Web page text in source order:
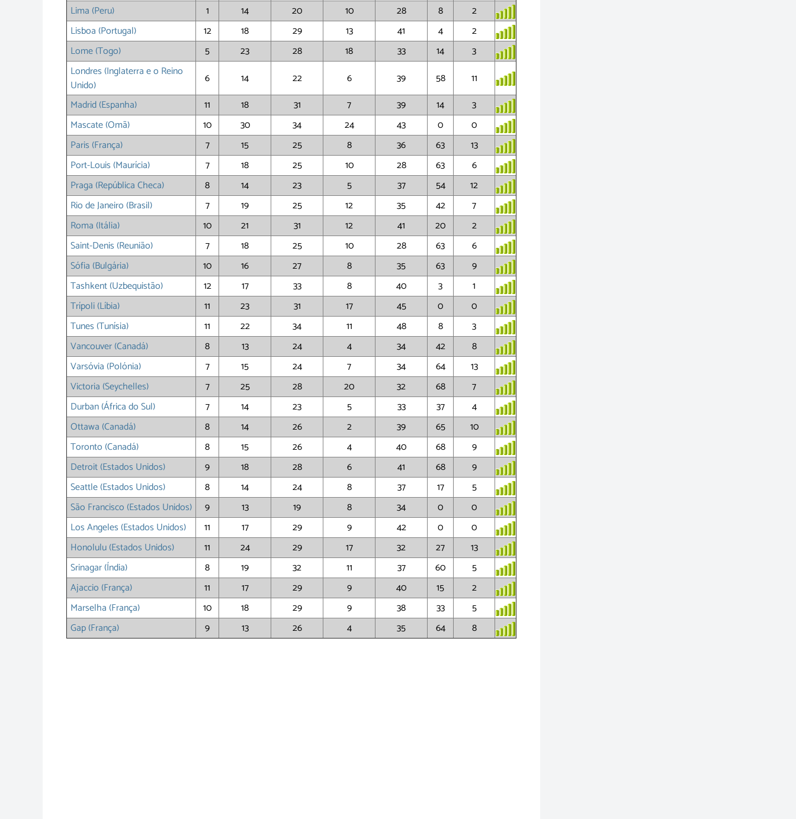
Lima (Peru)
1 14 20 10 28 8
2
Lisboa (Portugal)
12 18 29 13 41 4
2
Lome (Togo)
5 23 28 18 33 14
3
Londres (Inglaterra e o Reino
Unido)
6 14 22 6 39 58
11
Madrid (Espanha)
11 18 31 7 39 14
3
Mascate (Omã)
10 30 34 24 43 0
0
Paris (França)
7 15 25 8 36 63
13
Port-Louis (Maurícia)
7 18 25 10 28 63
6
Praga (República Checa)
8 14 23 5 37 54
12
Rio de Janeiro (Brasil)
7 19 25 12 35 42
7
Roma (Itália)
10 21 31 12 41 20
2
Saint-Denis (Reunião)
7 18 25 10 28 63
6
Sófia (Bulgária)
10 16 27 8 35 63
9
Tashkent (Uzbequistão)
12 17 33 8 40 3
1
Trípoli (Líbia)
11 23 31 17 45 0
0
Tunes (Tunísia)
11 22 34 11 48 8
3
Vancouver (Canadá)
8 13 24 4 34 42
8
Varsóvia (Polónia)
7 15 24 7 34 64
13
Victoria (Seychelles)
7 25 28 20 32 68
7
Durban (África do Sul)
7 14 23 5 33 37
4
Ottawa (Canadá)
8 14 26 2 39 65
10
Toronto (Canadá)
8 15 26 4 40 68
9
Detroit (Estados Unidos)
9 18 28 6 41 68
9
Seattle (Estados Unidos)
8 14 24 8 37 17
5
São Francisco (Estados Unidos)
9 13 19 8 34 0
0
Los Angeles (Estados Unidos)
11 17 29 9 42 0
0
Honolulu (Estados Unidos)
11 24 29 17 32 27
13
Srinagar (Índia)
8 19 32 11 37 60
5
Ajaccio (França)
11 17 29 9 40 15
2
Marselha (França)
10 18 29 9 38 33
5
Gap (França)
9 13 26 4 35 64 8